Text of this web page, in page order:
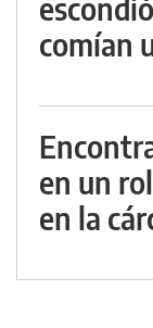
comían
en un
en la